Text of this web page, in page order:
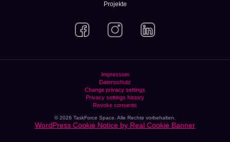
Projekte
Impressum
Datenschutz
Change privacy settings
Privacy settings history
Revoke consents
© 2026 TaskForce Space. Alle Rechte vorbehalten.
WordPress Cookie Notice by Real Cookie Banner